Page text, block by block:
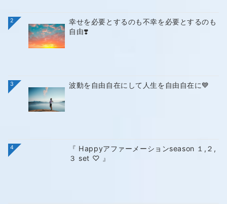
2
幸せを必要とするのも不幸を必要とするのも
自由❣️
3 波動を自由自在にして人生を自由自在に💙
4
『 Happyアファーメーションseason １,２,
３ set ♡ 』